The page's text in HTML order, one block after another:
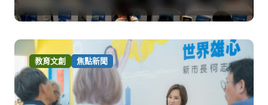
教育文創 焦點新聞